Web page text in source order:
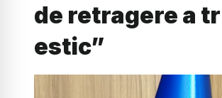
de retragere a
estic”